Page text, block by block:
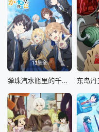
13集全
弹珠汽水瓶里的千岁同学